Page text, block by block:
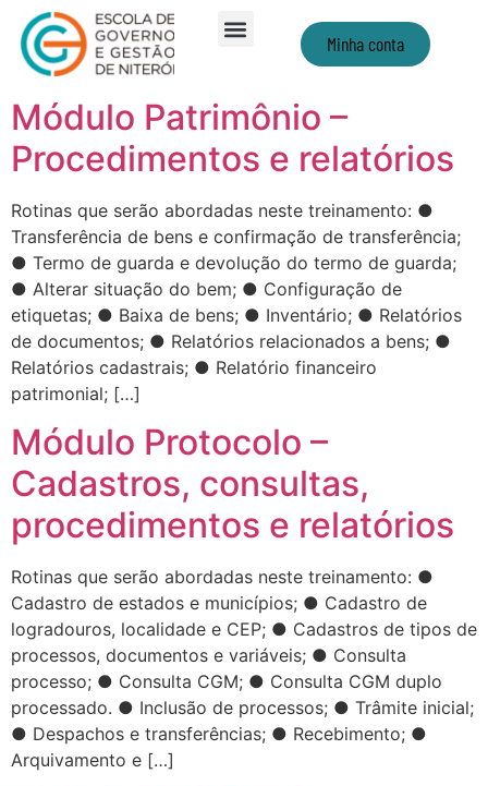
Minha conta
Módulo Patrimônio –
Procedimentos e relatórios
Rotinas que serão abordadas neste treinamento: ●
Transferência de bens e confirmação de transferência;
● Termo de guarda e devolução do termo de guarda;
● Alterar situação do bem; ● Configuração de
etiquetas; ● Baixa de bens; ● Inventário; ● Relatórios
de documentos; ● Relatórios relacionados a bens; ●
Relatórios cadastrais; ● Relatório financeiro
patrimonial; […]
Módulo Protocolo –
Cadastros, consultas,
procedimentos e relatórios
Rotinas que serão abordadas neste treinamento: ●
Cadastro de estados e municípios; ● Cadastro de
logradouros, localidade e CEP; ● Cadastros de tipos de
processos, documentos e variáveis; ● Consulta
processo; ● Consulta CGM; ● Consulta CGM duplo
processado. ● Inclusão de processos; ● Trâmite inicial;
● Despachos e transferências; ● Recebimento; ●
Arquivamento e […]